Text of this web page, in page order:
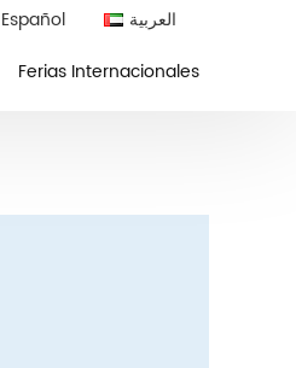
Español العربية
Ferias Internacionales